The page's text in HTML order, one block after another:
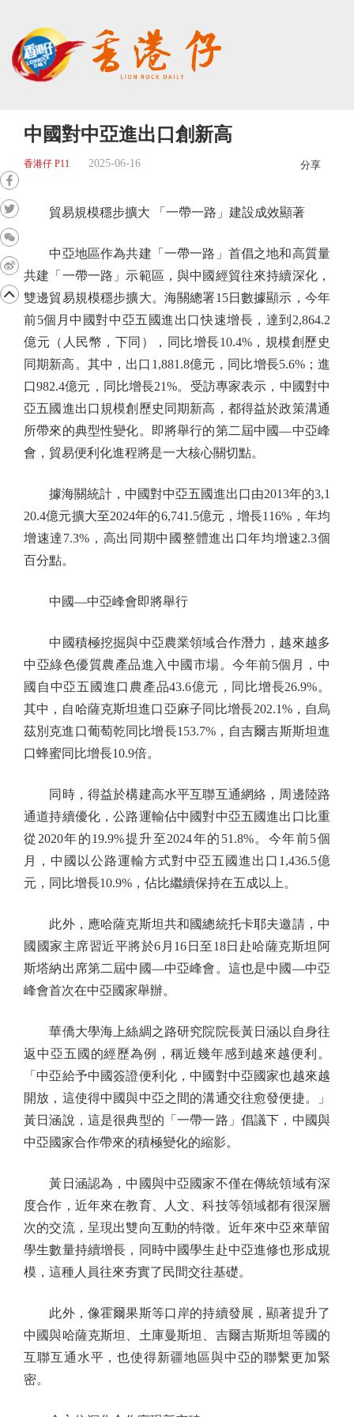
中國對中亞進出口創新高
香港仔 P11 2025-06-16 分享
貿易規模穩步擴大 「一帶一路」建設成效顯著
中亞地區作為共建「一帶一路」首倡之地和高質量
共建「一帶一路」示範區，與中國經貿往來持續深化，
雙邊貿易規模穩步擴大。海關總署15日數據顯示，今年
前5個月中國對中亞五國進出口快速增長，達到2,864.2
億元（人民幣，下同），同比增長10.4%，規模創歷史
同期新高。其中，出口1,881.8億元，同比增長5.6%；進
口982.4億元，同比增長21%。受訪專家表示，中國對中
亞五國進出口規模創歷史同期新高，都得益於政策溝通
所帶來的典型性變化。即將舉行的第二屆中國—中亞峰
會，貿易便利化進程將是一大核心關切點。
據海關統計，中國對中亞五國進出口由2013年的3,1
20.4億元擴大至2024年的6,741.5億元，增長116%，年均
增速達7.3%，高出同期中國整體進出口年均增速2.3個
百分點。
中國—中亞峰會即將舉行
中國積極挖掘與中亞農業領域合作潛力，越來越多
中亞綠色優質農產品進入中國市場。今年前5個月，中
國自中亞五國進口農產品43.6億元，同比增長26.9%。
其中，自哈薩克斯坦進口亞麻子同比增長202.1%，自烏
茲別克進口葡萄乾同比增長153.7%，自吉爾吉斯斯坦進
口蜂蜜同比增長10.9倍。
同時，得益於構建高水平互聯互通網絡，周邊陸路
通道持續優化，公路運輸佔中國對中亞五國進出口比重
從2020年的19.9%提升至2024年的51.8%。今年前5個
月，中國以公路運輸方式對中亞五國進出口1,436.5億
元，同比增長10.9%，佔比繼續保持在五成以上。
此外，應哈薩克斯坦共和國總統托卡耶夫邀請，中
國國家主席習近平將於6月16日至18日赴哈薩克斯坦阿
斯塔納出席第二屆中國—中亞峰會。這也是中國—中亞
峰會首次在中亞國家舉辦。
華僑大學海上絲綢之路研究院院長黃日涵以自身往
返中亞五國的經歷為例，稱近幾年感到越來越便利。
「中亞給予中國簽證便利化，中國對中亞國家也越來越
開放，這使得中國與中亞之間的溝通交往愈發便捷。」
黃日涵說，這是很典型的「一帶一路」倡議下，中國與
中亞國家合作帶來的積極變化的縮影。
黃日涵認為，中國與中亞國家不僅在傳統領域有深
度合作，近年來在教育、人文、科技等領域都有很深層
次的交流，呈現出雙向互動的特徵。近年來中亞來華留
學生數量持續增長，同時中國學生赴中亞進修也形成規
模，這種人員往來夯實了民間交往基礎。
此外，像霍爾果斯等口岸的持續發展，顯著提升了
中國與哈薩克斯坦、土庫曼斯坦、吉爾吉斯斯坦等國的
互聯互通水平，也使得新疆地區與中亞的聯繫更加緊
密。